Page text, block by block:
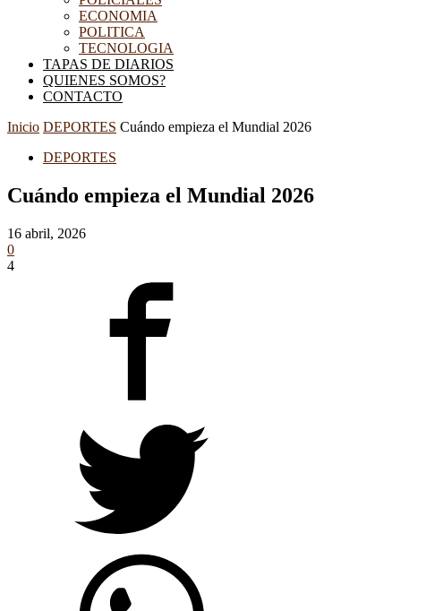
ECONOMIA
POLITICA
TECNOLOGIA
TAPAS DE DIARIOS
QUIENES SOMOS?
CONTACTO
Inicio DEPORTES Cuándo empieza el Mundial 2026
DEPORTES
Cuándo empieza el Mundial 2026
16 abril, 2026
0
4